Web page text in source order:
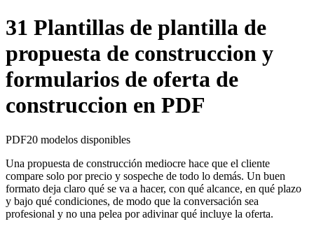
31 Plantillas de plantilla de
propuesta de construccion y
formularios de oferta de
construccion en PDF
PDF20 modelos disponibles
Una propuesta de construcción mediocre hace que el cliente
compare solo por precio y sospeche de todo lo demás. Un buen
formato deja claro qué se va a hacer, con qué alcance, en qué plazo
y bajo qué condiciones, de modo que la conversación sea
profesional y no una pelea por adivinar qué incluye la oferta.